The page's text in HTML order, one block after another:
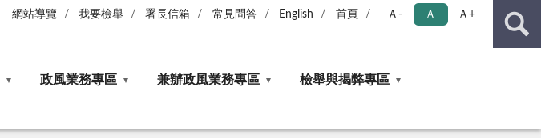
網站導覽 我要檢舉 署長信箱 常見問答 English 首頁 Ａ- Ａ Ａ+
政風業務專區 兼辦政風業務專區 檢舉與揭弊專區